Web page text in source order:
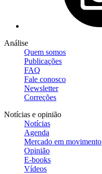
Análise
Quem somos
Publicações
FAQ
Fale conosco
Newsletter
Correções
Notícias e opinião
Notícias
Agenda
Mercado em movimento
Opinião
E-books
Vídeos